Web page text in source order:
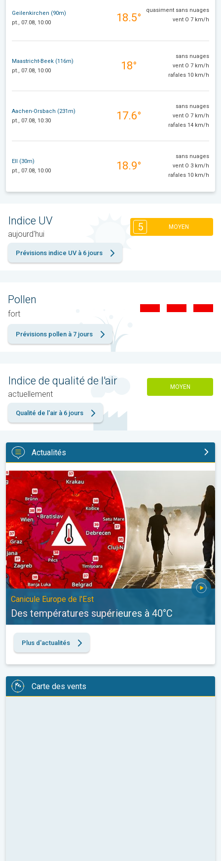
Geilenkirchen (90m)
pt., 07.08, 10:00
18.5°
quasiment sans nuages
vent O 7 km/h
Maastricht-Beek (116m)
pt., 07.08, 10:00
18°
sans nuages
vent O 7 km/h
rafales 10 km/h
Aachen-Orsbach (231m)
pt., 07.08, 10:30
17.6°
sans nuages
vent O 7 km/h
rafales 14 km/h
Ell (30m)
pt., 07.08, 10:00
18.9°
sans nuages
vent O 3 km/h
rafales 10 km/h
Indice UV
aujourd'hui
5 MOYEN
Prévisions indice UV à 6 jours
Pollen
fort
Prévisions pollen à 7 jours
Indice de qualité de l'air
actuellement
MOYEN
Qualité de l'air à 6 jours
Actualités
Des températures supérieures à 40°C. Canicule Europe de
Canicule Europe de l'Est
Des températures supérieures à 40°C
Plus d'actualités
Carte des vents